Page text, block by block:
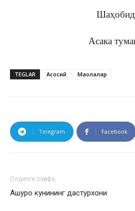
Асака
TEGLAR Асосий Мақолалар
Telegram Facebook
Олдинги саҳифа
Ашуро кунининг дастурхони